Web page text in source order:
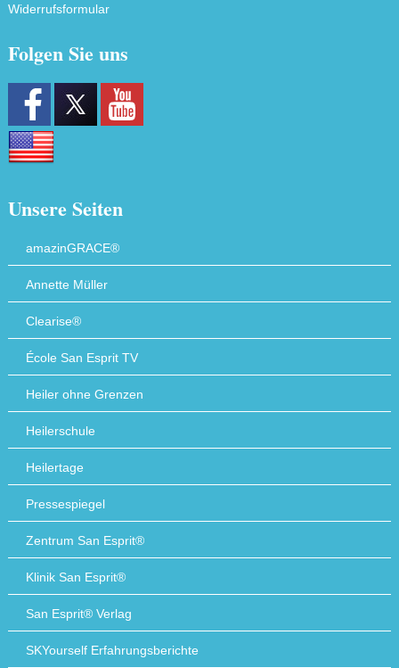
Widerrufsformular
Folgen Sie uns
Unsere Seiten
amazinGRACE®
Annette Müller
Clearise®
École San Esprit TV
Heiler ohne Grenzen
Heilerschule
Heilertage
Pressespiegel
Zentrum San Esprit®
Klinik San Esprit®
San Esprit® Verlag
SKYourself Erfahrungsberichte